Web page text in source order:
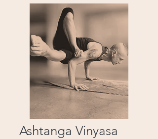
Ashtanga Vinyasa